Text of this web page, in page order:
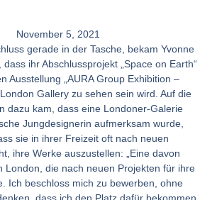
November 5, 2021
gerade in der Tasche, bekam Yvonne
ihr Abschlussprojekt „Space on Earth“
Ausstellung „AURA Group Exhibition –
Gallery zu sehen sein wird. Auf die
dazu kam, dass eine Londoner-Galerie
Jungdesignerin aufmerksam wurde,
sie in ihrer Freizeit oft nach neuen
ihre Werke auszustellen: „Eine davon
London, die nach neuen Projekten für ihre
Ich beschloss mich zu bewerben, ohne